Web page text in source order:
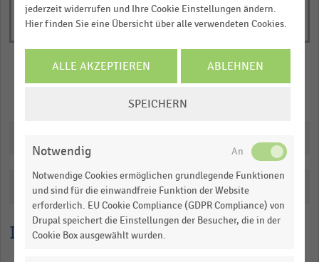
Lesehilfe
befragten
Händler
in
Prozent.
Range:
View
data
table.
Katalogisierung
jederzeit widerrufen und Ihre Cookie Einstellungen ändern.
Hier finden Sie eine Übersicht über alle verwendeten Cookies.
ALLE AKZEPTIEREN ABLEHNEN
SPEICHERN
Notwendig
Notwendige Cookies ermöglichen grundlegende Funktionen
und sind für die einwandfreie Funktion der Website
erforderlich. EU Cookie Compliance (GDPR Compliance) von
Drupal speichert die Einstellungen der Besucher, die in der
Cookie Box ausgewählt wurden.